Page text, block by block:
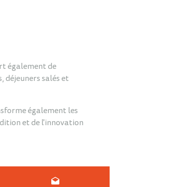
également de
déjeuners salés et
également les
et de l'innovation